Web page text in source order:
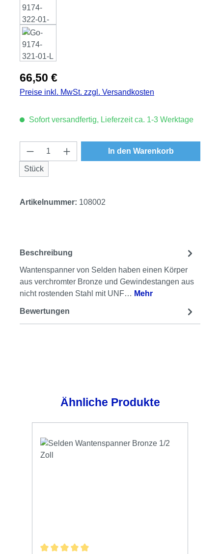
Regulärer Preis:
66,50 €
Preise inkl. MwSt. zzgl. Versandkosten
Sofort versandfertig, Lieferzeit ca. 1-3 Werktage
Produkt Anzahl: Gib den gewünschten
Stück
In den Warenkorb
Artikelnummer: 108002
Beschreibung
Wantenspanner von Selden haben einen Körper
aus verchromter Bronze und Gewindestangen aus
nicht rostenden Stahl mit UNF… Mehr
Bewertungen
Produktgalerie überspringen
Ähnliche Produkte